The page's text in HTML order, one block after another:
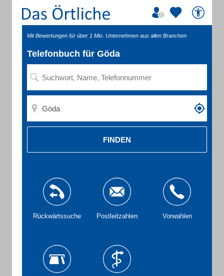
Mit Bewertungen für über 1 Mio. Unternehmen aus allen Branchen
Telefonbuch für Göda
FINDEN
Rückwärtssuche Postleitzahlen Vorwahlen